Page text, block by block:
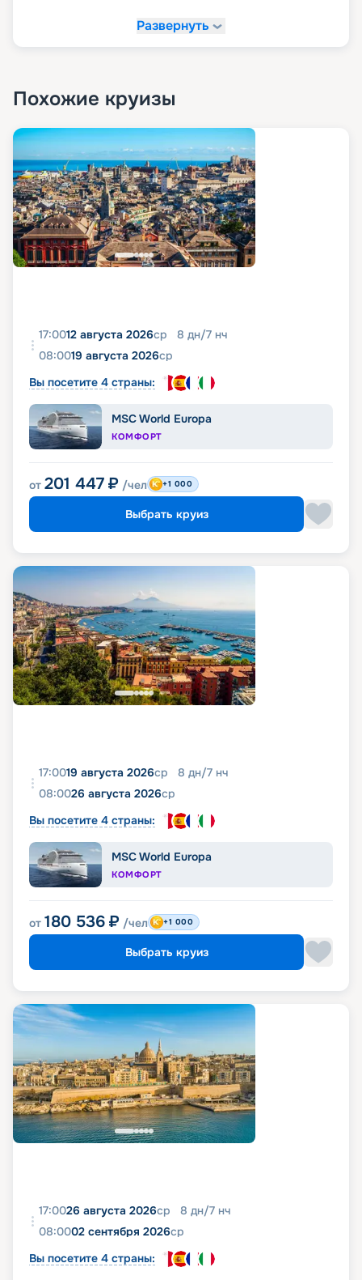
Развернуть
Похожие круизы
17:0012 августа 2026ср 8 дн/7 нч
08:0019 августа 2026ср
Вы посетите 4 страны:
MSC World Europa
КОМФОРТ
от 201 447 ₽ /чел +1 000
Выбрать круиз
17:0019 августа 2026ср 8 дн/7 нч
08:0026 августа 2026ср
Вы посетите 4 страны:
MSC World Europa
КОМФОРТ
от 180 536 ₽ /чел +1 000
Выбрать круиз
17:0026 августа 2026ср 8 дн/7 нч
08:0002 сентября 2026ср
Вы посетите 4 страны: